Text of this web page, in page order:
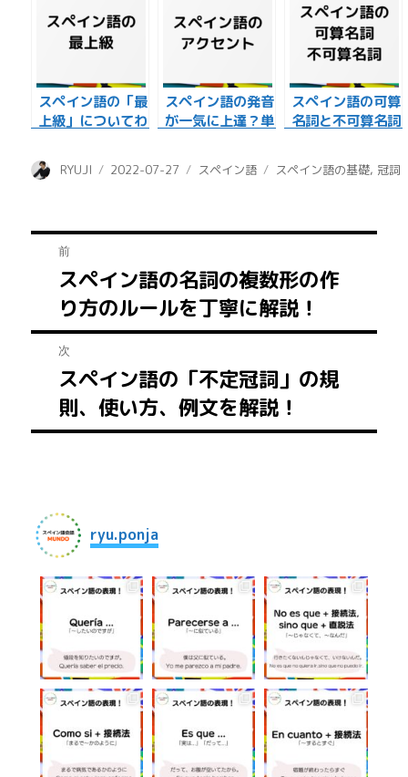
スペイン語の「最
上級」についてわ
ます！
スペイン語の発音
が一気に上達？単
スペイン語の可算
名詞と不可算名詞
投
RYUJI
投
2022-07-27
カ
スペイン語
タ
スペイン語の基礎, 冠詞
ナ
ョ
ン
前
前
の
投
稿:
スペイン語の名詞の複数形の作
り方のルールを丁寧に解説！
次
次
の
投
スペイン語の「不定冠詞」の規
則、使い方、例文を解説！
ryu.ponja